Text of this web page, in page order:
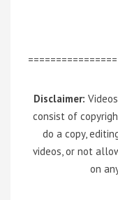
Disclaimer:
consist of
do a copy,
videos, or not
on